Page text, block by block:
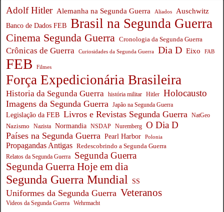
Adolf Hitler Alemanha na Segunda Guerra Aliados Auschwitz
Banco de Dados FEB Brasil na Segunda Guerra
Cinema Segunda Guerra Cronologia da Segunda Guerra
Crônicas de Guerra Curiosidades da Segunda Guerra Dia D Eixo FAB
FEB Filmes
Força Expedicionária Brasileira
Historia da Segunda Guerra história militar Hitler Holocausto
Imagens da Segunda Guerra Japão na Segunda Guerra
Legislação da FEB Livros e Revistas Segunda Guerra NatGeo
Nazismo Nazista Normandia NSDAP Nuremberg O Dia D
Países na Segunda Guerra Pearl Harbor Polonia
Propagandas Antigas Redescobrindo a Segunda Guerra
Relatos da Segunda Guerra Segunda Guerra
Segunda Guerra Hoje em dia
Segunda Guerra Mundial SS
Uniformes da Segunda Guerra Veteranos
Videos da Segunda Guerra Wehrmacht